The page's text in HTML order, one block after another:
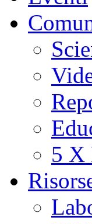
5 X